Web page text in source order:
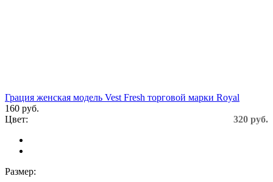
Грация женская модель Vest Fresh торговой марки Royal
160 руб.
320 руб.
Цвет:
Размер: